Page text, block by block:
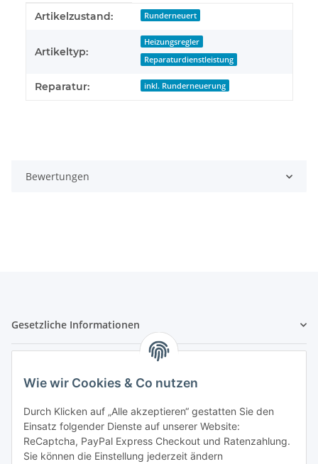
Wie wir Cookies & Co nutzen
Durch Klicken auf „Alle akzeptieren“ gestatten Sie den
Einsatz folgender Dienste auf unserer Website:
ReCaptcha, PayPal Express Checkout und Ratenzahlung.
Sie können die Einstellung jederzeit ändern
Produkteigenschaft
Wert
Artikelzustand: Runderneuert
Artikeltyp:
Heizungsregler
Reparaturdienstleistung
Reparatur: inkl. Runderneuerung
Bewertungen
Gesetzliche Informationen
Zahlung & Versand